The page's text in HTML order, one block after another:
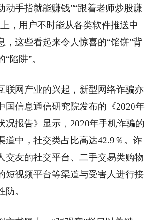
动手指就能赚钱”“跟着老师炒股赚
，用户不时能从各类软件推送中
，这些看起来令人惊喜的“馅饼”背
陷阱”。
联网产业的兴起，新型网络诈骗亦
国信息通信研究院发布的《2020年
况报告》显示，2020年手机诈骗的
道中，社交类占比高达42.9％。诈
交友的社交平台、二手交易类购物
短视频平台等渠道与受害人进行接
。